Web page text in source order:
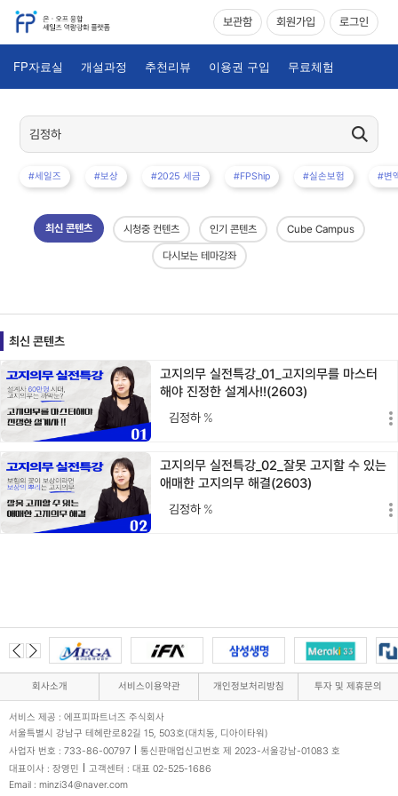
보관함 회원가입 로그인
FP자료실 개설과정 추천리뷰 이용권 구입 무료체험
#세일즈 #보상 #2025 세금 #FPShip #실손보험 #변
최신 콘텐츠 시청중 컨텐츠 인기 콘텐츠 Cube Campus
다시보는 테마강좌
최신 콘텐츠
고지의무 실전특강_01_고지의무를 마스터
해야 진정한 설계사!!(2603)
김정하 %
고지의무 실전특강_02_잘못 고지할 수 있는
애매한 고지의무 해결(2603)
김정하 %
회사소개 서비스이용약관 개인정보처리방침 투자 및 제휴문의
서비스 제공 : 에프피파트너즈 주식회사
서울특별시 강남구 테헤란로82길 15, 503호(대치동, 디아이타워)
사업자 번호 : 733-86-00797
통신판매업신고번호 제 2023-서울강남-01083 호
대표이사 : 장영민
고객센터 : 대표 02-525-1686
Email : minzi34@naver.com